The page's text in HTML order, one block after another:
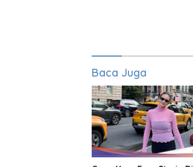
Baca Juga